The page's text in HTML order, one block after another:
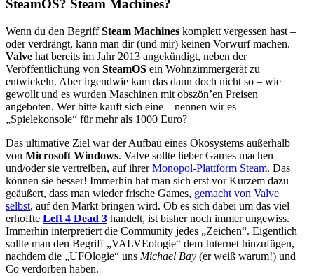
SteamOS? Steam Machines?
Wenn du den BegriffSteam Machines komplett vergessen hast –
oder verdrängt, kann man dir (und mir) keinen Vorwurf machen.
Valve hat bereits im Jahr 2013 angekündigt, neben der
Veröffentlichung von SteamOS ein Wohnzimmergerät zu
entwickeln. Aber irgendwie kam das dann doch nicht so – wie
gewollt und es wurden Maschinen mit obszön’en Preisen
angeboten. Wer bitte kauft sich eine – nennen wir es –
„Spielekonsole“ für mehr als 1000 Euro?
Das ultimative Ziel war der Aufbau eines Ökosystems außerhalb
von Microsoft Windows. Valve sollte lieber Games machen
und/oder sie vertreiben, auf ihrerMonopol-Plattform Steam. Das
können sie besser! Immerhin hat man sich erst vor Kurzem dazu
geäußert, dass man wieder frische Games, gemacht von Valve
selbst, auf den Markt bringen wird. Ob es sich dabei um das viel
erhoffte Left 4 Dead 3 handelt, ist bisher noch immer ungewiss.
Immerhin interpretiert die Community jedes „Zeichen“. Eigentlich
sollte man den Begriff „VALVEologie“ dem Internet hinzufügen,
nachdem die „UFOlogie“ uns Michael Bay (er weiß warum!) und
Co verdorben haben.